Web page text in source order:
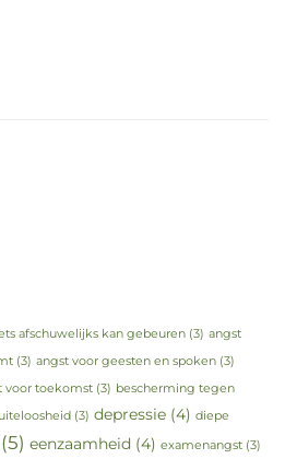
afschuwelijks kan gebeuren (3) angst
(3) angst voor geesten en spoken (3)
voor toekomst (3) bescherming tegen
(3) depressie (4) diepe
(5) eenzaamheid (4) examenangst (3)